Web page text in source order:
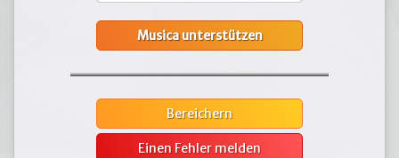
Musica unterstützen
Bereichern
Einen Fehler melden